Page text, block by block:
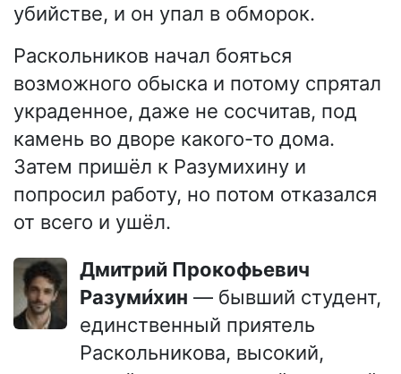
убийстве, и он упал в обморок.
Раскольников начал бояться
возможного обыска и потому спрятал
украденное, даже не сосчитав, под
камень во дворе какого-то дома.
Затем пришёл к Разумихину и
попросил работу, но потом отказался
от всего и ушёл.
Дмитрий Прокофьевич
Разуми́хин — бывший студент,
единственный приятель
Раскольникова, высокий,